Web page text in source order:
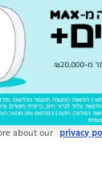
TMI and Sport1
and to analyze
for our website
and Sport1 activity
cookies?
information about
our services
can read more about
about our
privacy